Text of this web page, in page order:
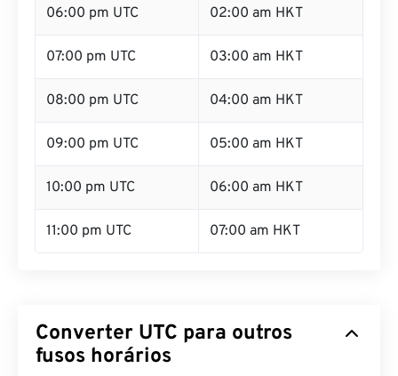
06:00 pm UTC 02:00 am HKT
07:00 pm UTC 03:00 am HKT
08:00 pm UTC 04:00 am HKT
09:00 pm UTC 05:00 am HKT
10:00 pm UTC 06:00 am HKT
11:00 pm UTC 07:00 am HKT
Converter UTC para outros
fusos horários